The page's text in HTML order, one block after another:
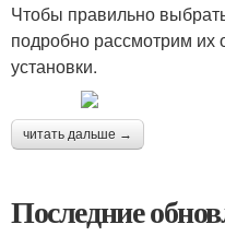
Чтобы правильно
подробно рассмотрим их
установки.
читать дальше →
Последние